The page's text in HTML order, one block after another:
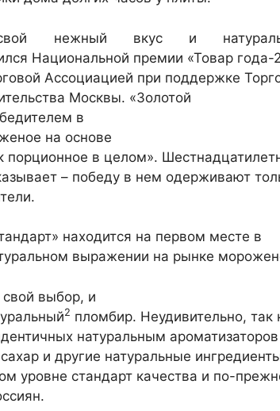
нежный вкус и
Национальной премии «Товар
Ассоциацией при поддержке
Москвы. «Золотой
в
на основе
порционное в целом».
– победу в нем одерживают
находится на первом месте в
выражении на рынке
выбор, и
2 пломбир. Неудивительно,
натуральным
и другие натуральные
уровне стандарт качества и по-